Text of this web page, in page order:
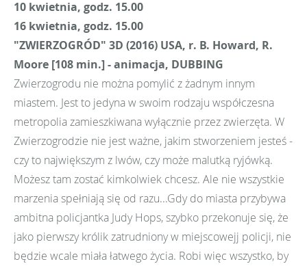
10 kwietnia, godz. 15.00
16 kwietnia, godz. 15.00
"ZWIERZOGRÓD" 3D (2016) USA, r. B. Howard, R.
Moore [108 min.] - animacja, DUBBING
Zwierzogrodu nie można pomylić z żadnym innym
miastem. Jest to jedyna w swoim rodzaju współczesna
metropolia zamieszkiwana wyłącznie przez zwierzęta. W
Zwierzogrodzie nie jest ważne, jakim stworzeniem jesteś -
czy to największym z lwów, czy może malutką ryjówką.
Możesz tam zostać kimkolwiek chcesz. Ale nie wszystkie
marzenia spełniają się od razu...Gdy do miasta przybywa
ambitna policjantka Judy Hops, szybko przekonuje się, że
jako pierwszy królik zatrudniony w miejscowejj policji, nie
będzie wcale miała łatwego życia. Robi więc wszystko, by